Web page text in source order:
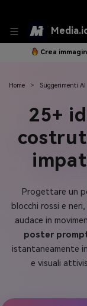
Crea
Home > Suggerimenti AI
25+
Progettare un
blocchi rossi e
audace in
poster
istantaneamente
e visuali